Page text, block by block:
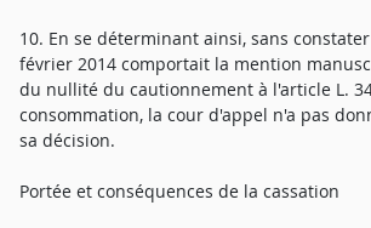
10. En se déterminant ainsi, sans
février 2014 comportait la mention
du nullité du cautionnement à l'article L.
consommation, la cour d'appel n'a pas
sa décision.
Portée et conséquences de la cassation